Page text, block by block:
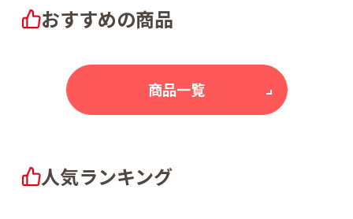
おすすめの商品
商品一覧
人気ランキング